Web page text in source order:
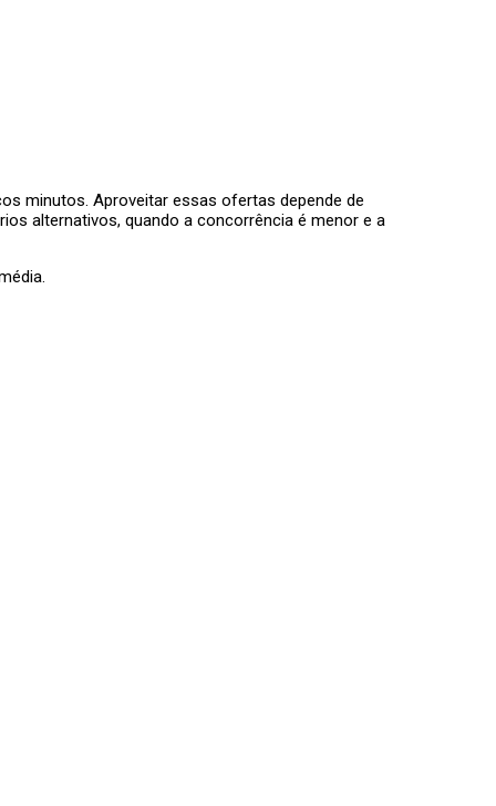
minutos. Aproveitar essas ofertas depende de
alternativos, quando a concorrência é menor e a